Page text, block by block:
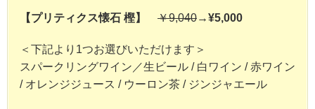
【プリティクス懐石 樫】 ￥9,040→¥5,000
＜下記より1つお選びいただけます＞
スパークリングワイン／生ビール / 白ワイン / 赤ワイン
/ オレンジジュース / ウーロン茶 / ジンジャエール